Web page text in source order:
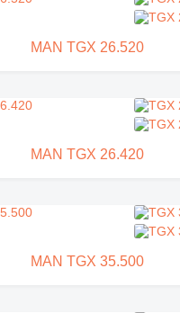
MAN TGX 26.520
MAN TGX 26.420
MAN TGX 35.500